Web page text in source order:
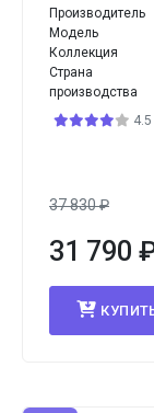
Производитель
Модель
Коллекция
Страна
производства
4.5
37 830₽
31 790